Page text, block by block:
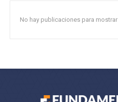
No hay publicaciones para mostrar